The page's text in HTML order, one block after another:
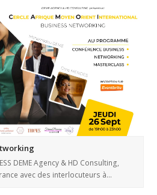
DEME Agency & HD Consulting,
avec des interlocuteurs à…